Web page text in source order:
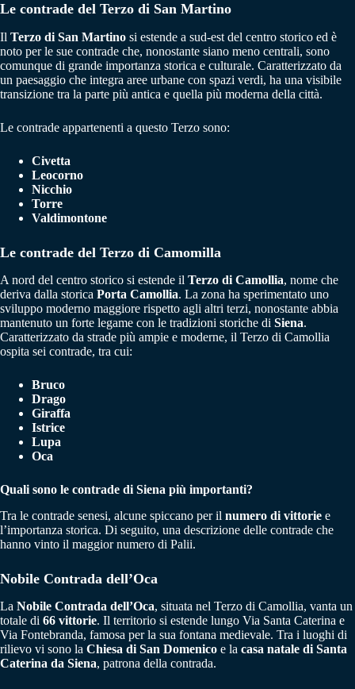
Le contrade del Terzo di San Martino
Il Terzo di San Martino si estende a sud-est del centro storico ed è
noto per le sue contrade che, nonostante siano meno centrali, sono
comunque di grande importanza storica e culturale. Caratterizzato da
un paesaggio che integra aree urbane con spazi verdi, ha una visibile
transizione tra la parte più antica e quella più moderna della città.
Le contrade appartenenti a questo Terzo sono:
Civetta
Leocorno
Nicchio
Torre
Valdimontone
Le contrade del Terzo di Camomilla
A nord del centro storico si estende il Terzo di Camollia, nome che
deriva dalla storica Porta Camollia. La zona ha sperimentato uno
sviluppo moderno maggiore rispetto agli altri terzi, nonostante abbia
mantenuto un forte legame con le tradizioni storiche di Siena.
Caratterizzato da strade più ampie e moderne, il Terzo di Camollia
ospita sei contrade, tra cui:
Bruco
Drago
Giraffa
Istrice
Lupa
Oca
Quali sono le contrade di Siena più importanti?
Tra le contrade senesi, alcune spiccano per il numero di vittorie e
l’importanza storica. Di seguito, una descrizione delle contrade che
hanno vinto il maggior numero di Palii.
Nobile Contrada dell’Oca
La Nobile Contrada dell’Oca, situata nel Terzo di Camollia, vanta un
totale di 66 vittorie. Il territorio si estende lungo Via Santa Caterina e
Via Fontebranda, famosa per la sua fontana medievale. Tra i luoghi di
rilievo vi sono la Chiesa di San Domenico e la casa natale di Santa
Caterina da Siena, patrona della contrada.